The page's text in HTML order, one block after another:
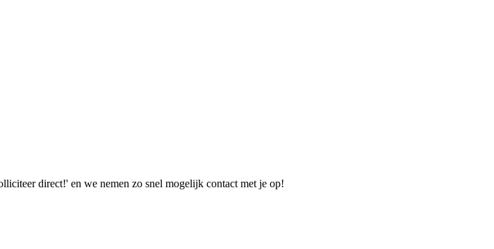
direct!' en we nemen zo snel mogelijk contact met je op!